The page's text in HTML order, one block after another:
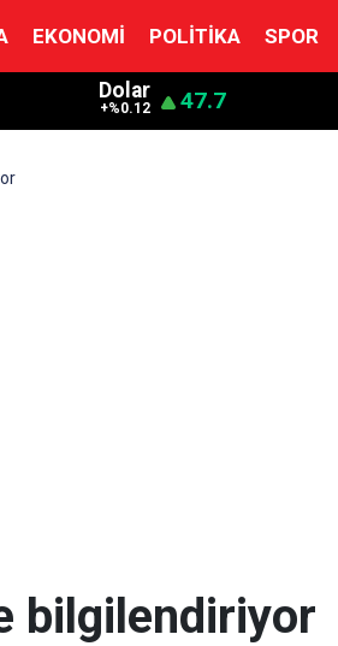
EKONOMI POLITIKA SPOR
Dolar
+%0.12 47.7
bilgilendiriyor